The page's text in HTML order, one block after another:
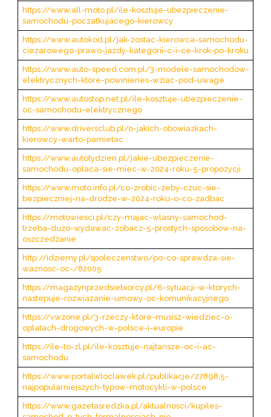
https://www.all-moto.pl/ile-kosztuje-ubezpieczenie-
samochodu-poczatkujacego-kierowcy
https://www.autokod.pl/jak-zostac-kierowca-samochodu-
ciezarowego-prawo-jazdy-kategorii-c-i-ce-krok-po-kroku
https://www.auto-speed.com.pl/3-modele-samochodow-
elektrycznych-ktore-powinienes-wziac-pod-uwage
https://www.autostop.net.pl/ile-kosztuje-ubezpieczenie-
oc-samochodu-elektrycznego
https://www.driversclub.pl/o-jakich-obowiazkach-
kierowcy-warto-pamietac
https://www.autotydzien.pl/jakie-ubezpieczenie-
samochodu-oplaca-sie-miec-w-2024-roku-5-propozycji
https://www.moto.info.pl/co-zrobic-zeby-czuc-sie-
bezpieczniej-na-drodze-w-2024-roku-o-co-zadbac
https://motowiesci.pl/czy-majac-wlasny-samochod-
trzeba-duzo-wydawac-zobacz-5-prostych-sposobow-na-
oszczedzanie
http://idziemy.pl/spoleczenstwo/po-co-sprawdza-sie-
waznosc-oc-/82005
https://magazynprzedsiebiorcy.pl/6-sytuacji-w-ktorych-
nastepuje-rozwiazanie-umowy-oc-komunikacyjnego
https://vwzone.pl/3-rzeczy-ktore-musisz-wiedziec-o-
oplatach-drogowych-w-polsce-i-europie
https://ile-to-zl.pl/ile-kosztuje-najtansze-oc-i-ac-
samochodu
https://www.portalwloclawek.pl/publikacje/27898,5-
najpopularniejszych-typow-motocykli-w-polsce
https://www.gazetasredzka.pl/aktualnosci/kupiles-